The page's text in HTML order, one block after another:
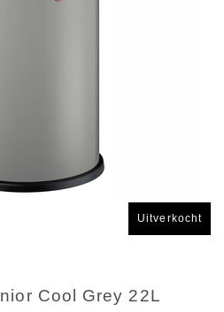
Uitverkocht
Cool Grey 22L